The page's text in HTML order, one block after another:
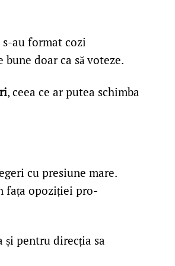
au format cozi
doar ca să voteze.
, ceea ce ar putea schimba
cu presiune mare.
fața opoziției pro-
și pentru direcția sa